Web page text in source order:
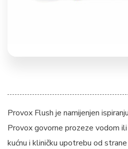
Provox Flush je namijenjen
Provox govorne prozeze vodom
kućnu i kliničku upotrebu od